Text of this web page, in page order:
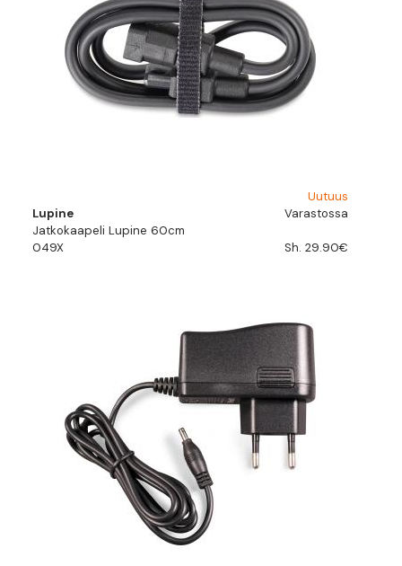
Uutuus
Lupine
Varastossa
Jatkokaapeli Lupine 60cm
049X
Sh. 29.90€